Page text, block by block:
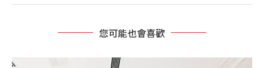
您可能也會喜歡